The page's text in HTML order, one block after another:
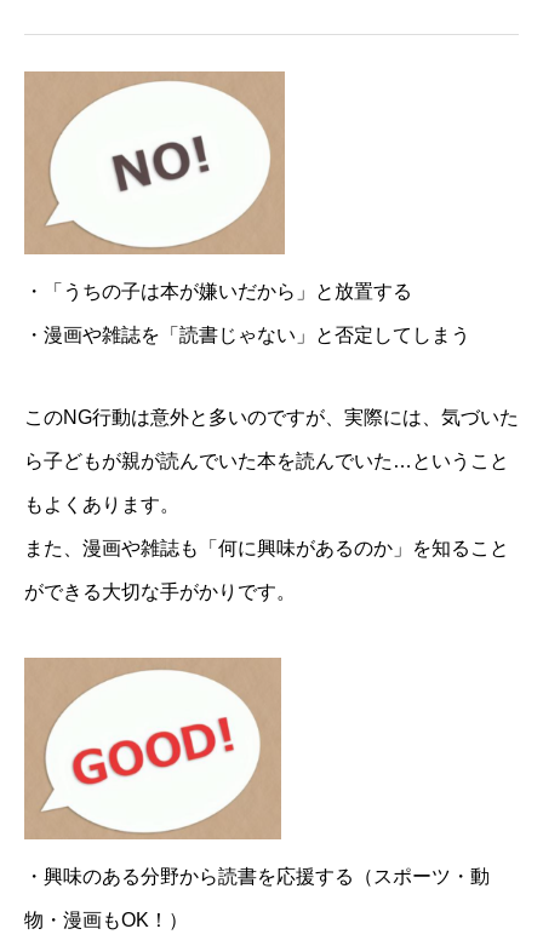
・「うちの子は本が嫌いだから」と放置する
・漫画や雑誌を「読書じゃない」と否定してしまう
このNG行動は意外と多いのですが、実際には、気づいた
ら子どもが親が読んでいた本を読んでいた…ということ
もよくあります。
また、漫画や雑誌も「何に興味があるのか」を知ること
ができる大切な手がかりです。
・興味のある分野から読書を応援する（スポーツ・動
物・漫画もOK！）